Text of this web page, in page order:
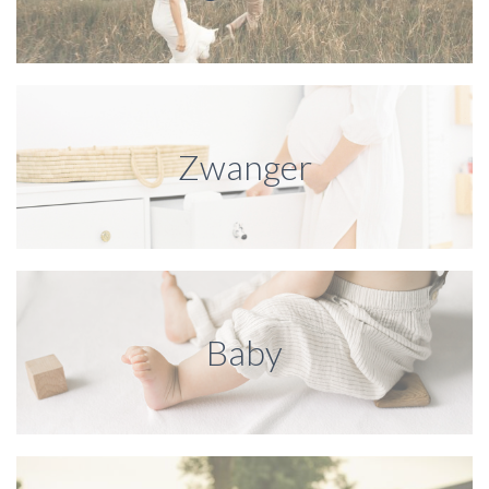
Alles wat je wil weten over zwanger worden
Zwanger
Zwanger? Vind hier alle zwangerschap informatie
Baby